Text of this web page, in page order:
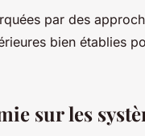
par des
bien établies
sur les